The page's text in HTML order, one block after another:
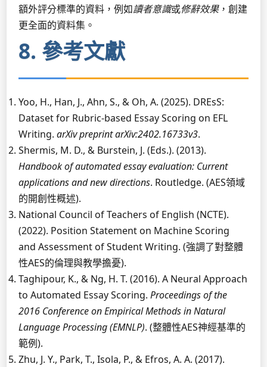
額外評分標準的資料，例如讀者意識或修辭效果，創建
更全面的資料集。
8. 參考文獻
Yoo, H., Han, J., Ahn, S., & Oh, A. (2025). DREsS:
Dataset for Rubric-based Essay Scoring on EFL
Writing. arXiv preprint arXiv:2402.16733v3.
Shermis, M. D., & Burstein, J. (Eds.). (2013).
Handbook of automated essay evaluation: Current
applications and new directions. Routledge. (AES領域
的開創性概述).
National Council of Teachers of English (NCTE).
(2022). Position Statement on Machine Scoring
and Assessment of Student Writing. (強調了對整體
性AES的倫理與教學擔憂).
Taghipour, K., & Ng, H. T. (2016). A Neural Approach
to Automated Essay Scoring. Proceedings of the
2016 Conference on Empirical Methods in Natural
Language Processing (EMNLP). (整體性AES神經基準的
範例).
Zhu, J. Y., Park, T., Isola, P., & Efros, A. A. (2017).